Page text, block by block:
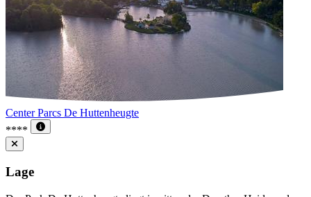
Center Parcs De Huttenheugte
****
Lage